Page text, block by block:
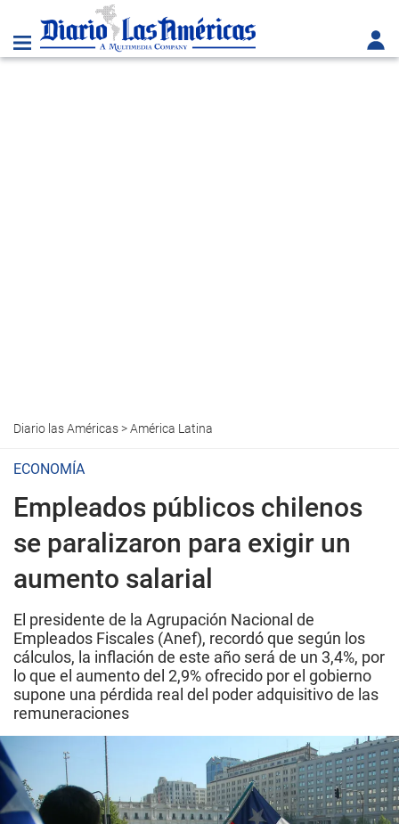
Diario las Américas>América Latina
ECONOMÍA
Empleados públicos chilenos
se paralizaron para exigir un
aumento salarial
El presidente de la Agrupación Nacional de
Empleados Fiscales (Anef), recordó que según los
cálculos, la inflación de este año será de un 3,4%, por
lo que el aumento del 2,9% ofrecido por el gobierno
supone una pérdida real del poder adquisitivo de las
remuneraciones